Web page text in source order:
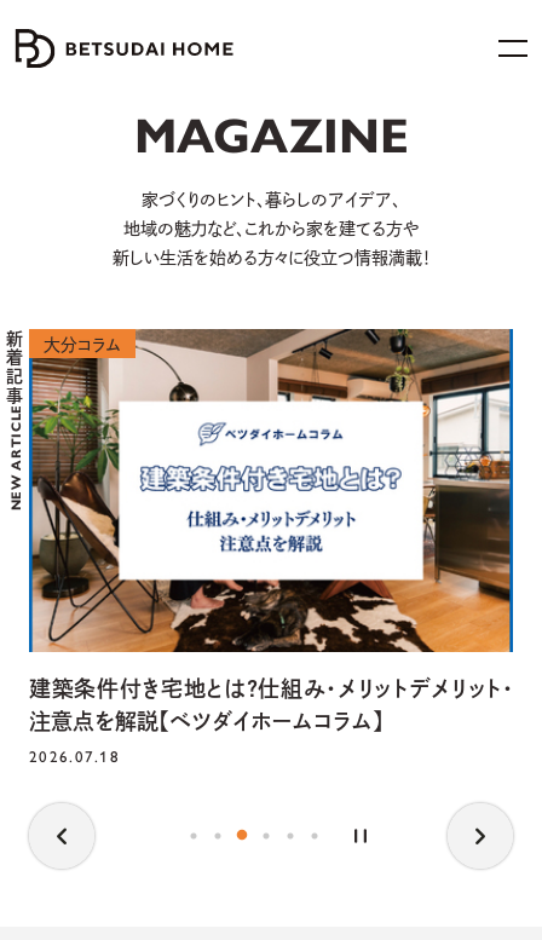
MAGAZINE
家づくりのヒント、暮らしのアイデア、
地域の魅力など、 これから家を建てる方や
新しい生活を始める方々に役立つ情報満載！
新着記事
NEW ARTICLE
大分コラム
建築条件付き宅地とは？仕組み・メリットデメリット・
注意点を解説【ベツダイホームコラム】
2026.07.18